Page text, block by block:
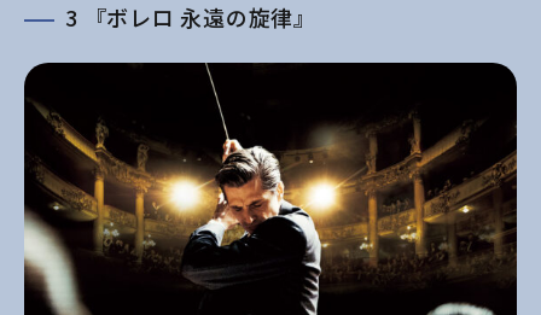
3 『ボレロ 永遠の旋律』